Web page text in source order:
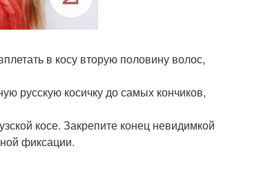
в косу вторую половину волос,
русскую косичку до самых кончиков,
косе. Закрепите конец невидимкой
фиксации.